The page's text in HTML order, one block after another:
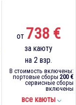
от 738 €
за каюту
на 2 взр.
В стоимость включены:
портовые сборы 200 €
сервисные сборы
включены
все каюты